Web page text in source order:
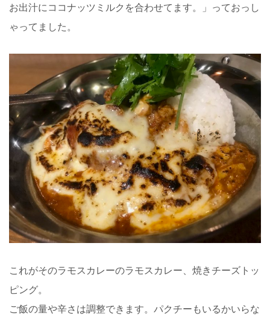
お出汁にココナッツミルクを合わせてます。」っておっし
ゃってました。
これがそのラモスカレーのラモスカレー、焼きチーズトッ
ピング。
ご飯の量や辛さは調整できます。パクチーもいるかいらな